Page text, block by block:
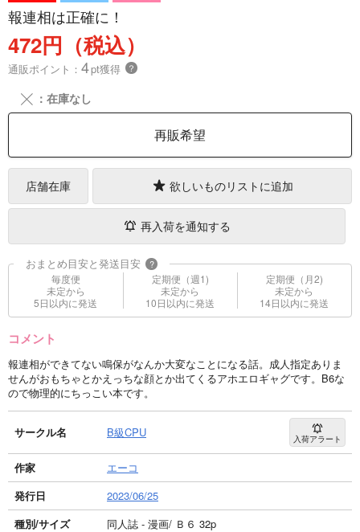
報連相は正確に！
472円（税込）
通販ポイント： 4pt獲得 ？
╳ ：在庫なし
再販希望
店舗在庫 欲しいものリストに追加
再入荷を通知する
おまとめ目安と発送目安 ?
毎度便
未定から
5日以内に発送
定期便（週1)
未定から
10日以内に発送
定期便（月2)
未定から
14日以内に発送
コメント
報連相ができてない鳴保がなんか大変なことになる話。成人指定ありま
せんがおもちゃとかえっちな顔とか出てくるアホエロギャグです。B6な
ので物理的にちっこい本です。
サークル名 B級CPU 入荷アラート
作家
エーコ
発行日
2023/06/25
種別/サイズ
同人誌 - 漫画/ Ｂ６ 32p